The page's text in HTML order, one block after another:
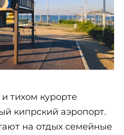
тихом курорте
кипрский аэропорт.
на отдых семейные